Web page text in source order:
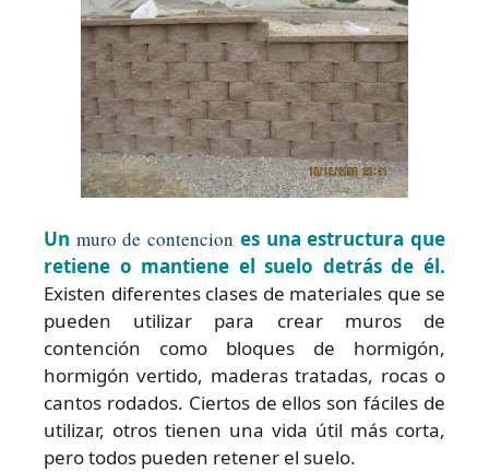
Un muro de contencion es una estructura que
retiene o mantiene el suelo detrás de él.
Existen diferentes clases de materiales que se
pueden utilizar para crear muros de
contención como bloques de hormigón,
hormigón vertido, maderas tratadas, rocas o
cantos rodados. Ciertos de ellos son fáciles de
utilizar, otros tienen una vida útil más corta,
pero todos pueden retener el suelo.